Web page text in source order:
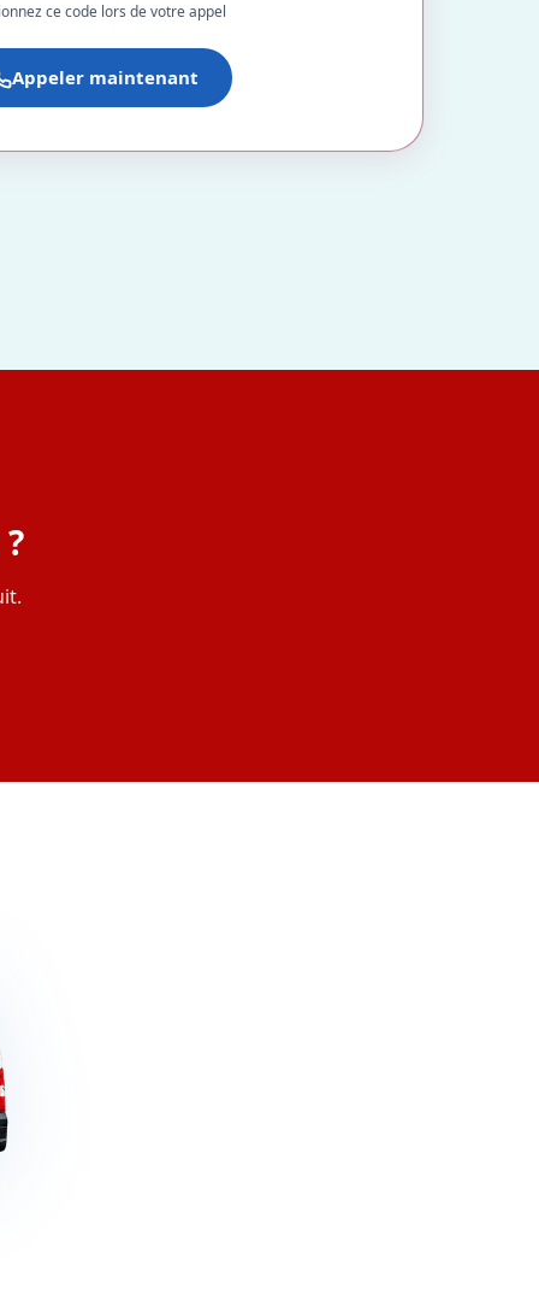
ce code lors de votre appel
Appeler maintenant